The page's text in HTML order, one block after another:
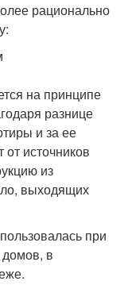
в частном доме
с выходом
вентиляция
рационально
на принципе
разнице
и за ее
источников
из
выходящих
при
домов, в